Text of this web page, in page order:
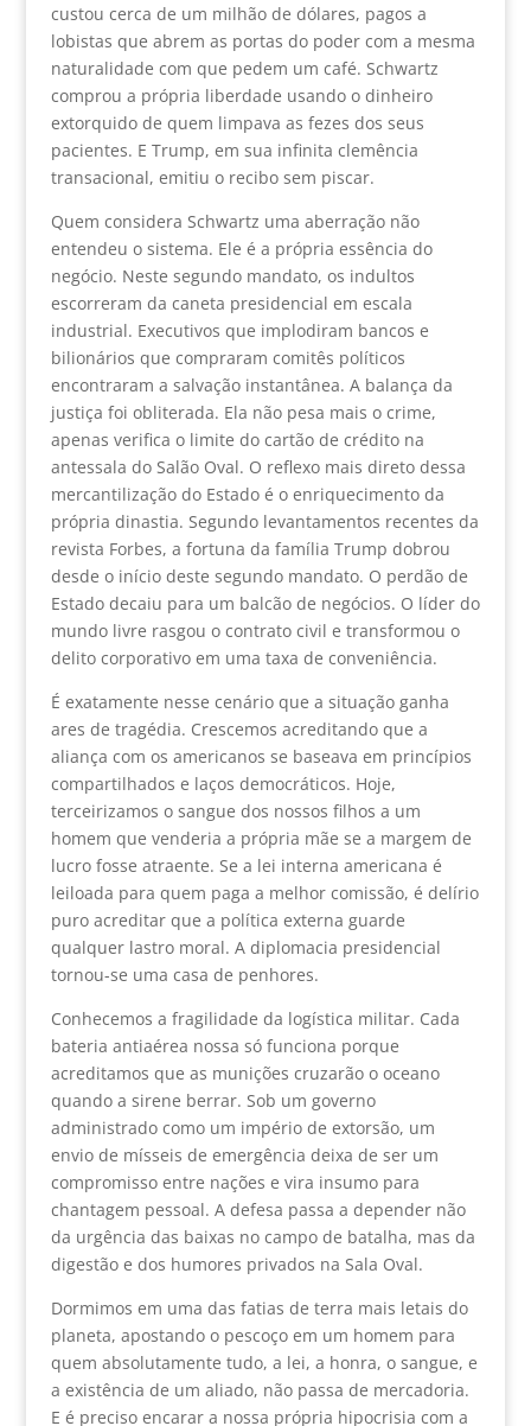
custou cerca de um milhão de dólares, pagos a
lobistas que abrem as portas do poder com a mesma
naturalidade com que pedem um café. Schwartz
comprou a própria liberdade usando o dinheiro
extorquido de quem limpava as fezes dos seus
pacientes. E Trump, em sua infinita clemência
transacional, emitiu o recibo sem piscar.
Quem considera Schwartz uma aberração não
entendeu o sistema. Ele é a própria essência do
negócio. Neste segundo mandato, os indultos
escorreram da caneta presidencial em escala
industrial. Executivos que implodiram bancos e
bilionários que compraram comitês políticos
encontraram a salvação instantânea. A balança da
justiça foi obliterada. Ela não pesa mais o crime,
apenas verifica o limite do cartão de crédito na
antessala do Salão Oval. O reflexo mais direto dessa
mercantilização do Estado é o enriquecimento da
própria dinastia. Segundo levantamentos recentes da
revista Forbes, a fortuna da família Trump dobrou
desde o início deste segundo mandato. O perdão de
Estado decaiu para um balcão de negócios. O líder do
mundo livre rasgou o contrato civil e transformou o
delito corporativo em uma taxa de conveniência.
É exatamente nesse cenário que a situação ganha
ares de tragédia. Crescemos acreditando que a
aliança com os americanos se baseava em princípios
compartilhados e laços democráticos. Hoje,
terceirizamos o sangue dos nossos filhos a um
homem que venderia a própria mãe se a margem de
lucro fosse atraente. Se a lei interna americana é
leiloada para quem paga a melhor comissão, é delírio
puro acreditar que a política externa guarde
qualquer lastro moral. A diplomacia presidencial
tornou-se uma casa de penhores.
Conhecemos a fragilidade da logística militar. Cada
bateria antiaérea nossa só funciona porque
acreditamos que as munições cruzarão o oceano
quando a sirene berrar. Sob um governo
administrado como um império de extorsão, um
envio de mísseis de emergência deixa de ser um
compromisso entre nações e vira insumo para
chantagem pessoal. A defesa passa a depender não
da urgência das baixas no campo de batalha, mas da
digestão e dos humores privados na Sala Oval.
Dormimos em uma das fatias de terra mais letais do
planeta, apostando o pescoço em um homem para
quem absolutamente tudo, a lei, a honra, o sangue, e
a existência de um aliado, não passa de mercadoria.
E é preciso encarar a nossa própria hipocrisia com a